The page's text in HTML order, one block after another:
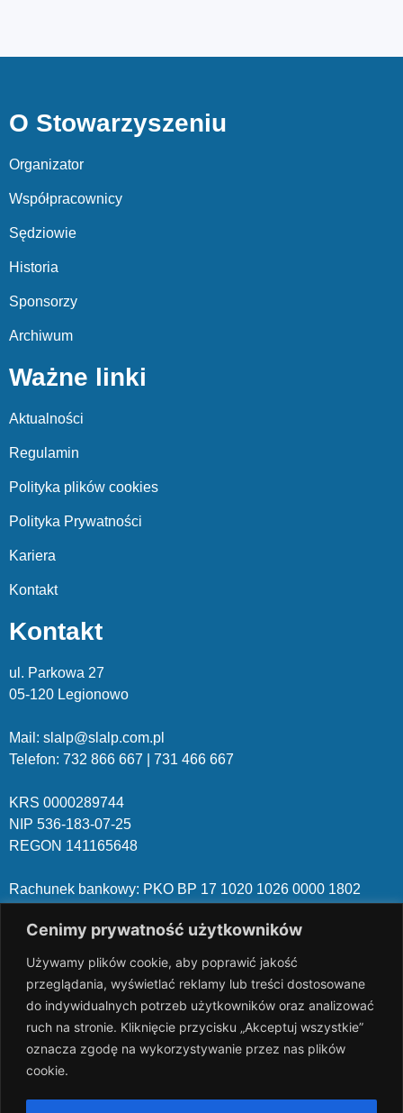
Cenimy prywatność użytkowników
Używamy plików cookie, aby poprawić jakość
przeglądania, wyświetlać reklamy lub treści dostosowane
do indywidualnych potrzeb użytkowników oraz analizować
ruch na stronie. Kliknięcie przycisku „Akceptuj wszystkie”
oznacza zgodę na wykorzystywanie przez nas plików
cookie.
O Stowarzyszeniu
Organizator
Współpracownicy
Sędziowie
Historia
Sponsorzy
Archiwum
Ważne linki
Aktualności
Regulamin
Polityka plików cookies
Polityka Prywatności
Kariera
Kontakt
Kontakt
ul. Parkowa 27
05-120 Legionowo
Mail: slalp@slalp.com.pl
Telefon: 732 866 667 | 731 466 667
KRS 0000289744
NIP 536-183-07-25
REGON 141165648
Rachunek bankowy: PKO BP 17 1020 1026 0000 1802
– Part of
BSK Group. All rights reserved.